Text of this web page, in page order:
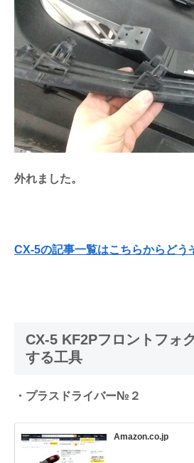
外れました。
CX-5の記事一覧はこちらからどう
CX-5 KF2Pフロントフォ
する工具
・プラスドライバー№２
Amazon.co.jp